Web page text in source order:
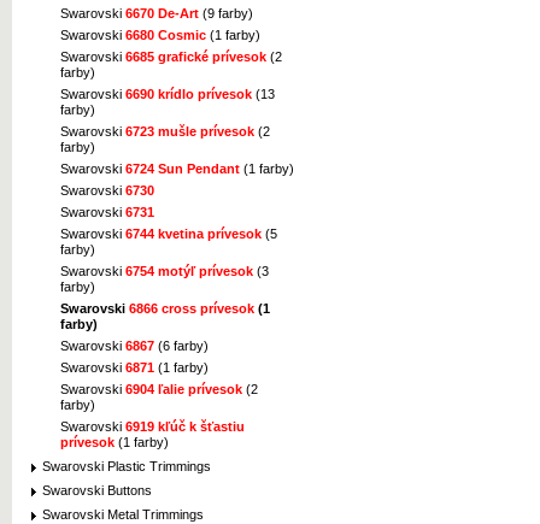
Swarovski 6670 De-Art (9 farby)
Swarovski 6680 Cosmic (1 farby)
Swarovski 6685 grafické prívesok (2
farby)
Swarovski 6690 krídlo prívesok (13
farby)
Swarovski 6723 mušle prívesok (2
farby)
Swarovski 6724 Sun Pendant (1 farby)
Swarovski 6730
Swarovski 6731
Swarovski 6744 kvetina prívesok (5
farby)
Swarovski 6754 motýľ prívesok (3
farby)
Swarovski 6866 cross prívesok (1
farby)
Swarovski 6867 (6 farby)
Swarovski 6871 (1 farby)
Swarovski 6904 ľalie prívesok (2
farby)
Swarovski 6919 kľúč k šťastiu
prívesok (1 farby)
Swarovski Plastic Trimmings
Swarovski Buttons
Swarovski Metal Trimmings